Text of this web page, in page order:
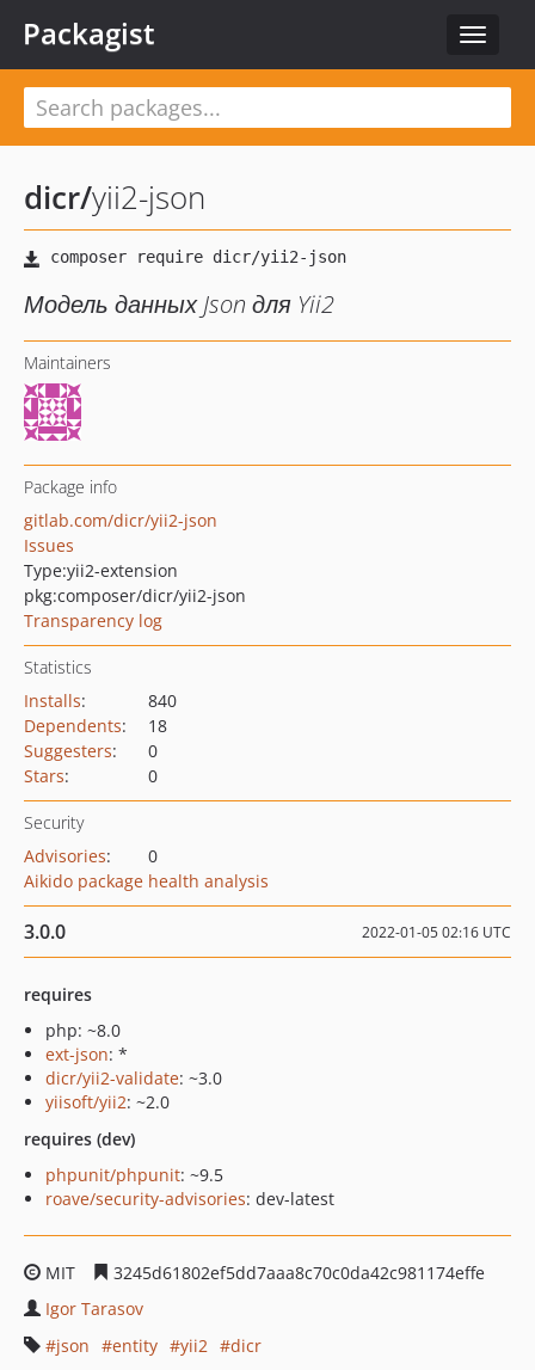
Toggle
Packagist
dicr/yii2-json
Модель данных Json для Yii2
Maintainers
Package info
gitlab.com/dicr/yii2-json
Issues
Type:yii2-extension
pkg:composer/dicr/yii2-json
Transparency log
Statistics
Installs:
840
Dependents:
18
Suggesters:
0
Stars: 0
Security
Advisories:
0
Aikido package health analysis
3.0.0 2022-01-05 02:16 UTC
requires
php: ~8.0
ext-json: *
dicr/yii2-validate: ~3.0
yiisoft/yii2: ~2.0
requires (dev)
phpunit/phpunit: ~9.5
roave/security-advisories: dev-latest
MIT
3245d61802ef5dd7aaa8c70c0da42c981174effe
Igor Tarasov
json
entity yii2
dicr